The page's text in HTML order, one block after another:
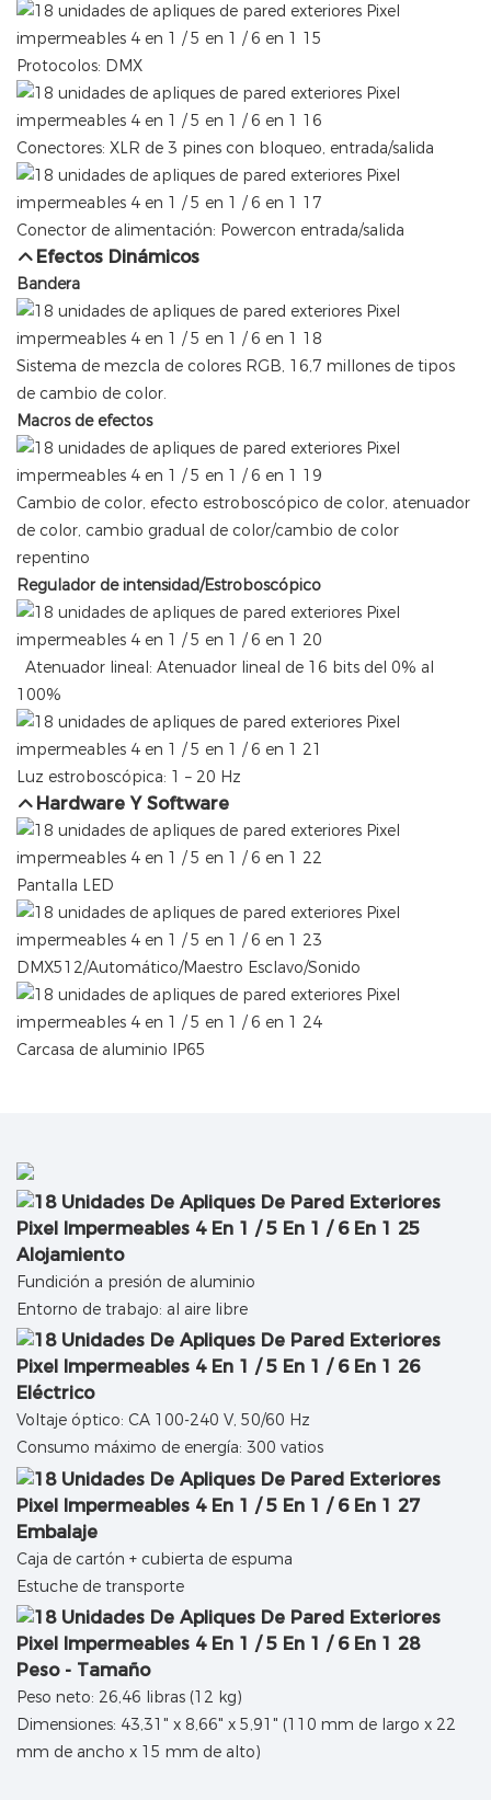
Protocolos: DMX
Conectores: XLR de 3 pines con bloqueo, entrada/salida
Conector de alimentación: Powercon entrada/salida
Efectos Dinámicos
Bandera
Sistema de mezcla de colores RGB, 16,7 millones de tipos
de cambio de color.
Macros de efectos
Cambio de color, efecto estroboscópico de color, atenuador
de color, cambio gradual de color/cambio de color
repentino
Regulador de intensidad/Estroboscópico
Atenuador lineal: Atenuador lineal de 16 bits del 0% al
100%
Luz estroboscópica: 1 – 20 Hz
Hardware Y Software
Pantalla LED
DMX512/Automático/Maestro Esclavo/Sonido
Carcasa de aluminio IP65
Alojamiento
Fundición a presión de aluminio
Entorno de trabajo: al aire libre
Eléctrico
Voltaje óptico: CA 100-240 V, 50/60 Hz
Consumo máximo de energía: 300 vatios
Embalaje
Caja de cartón + cubierta de espuma
Estuche de transporte
Peso - Tamaño
Peso neto: 26,46 libras (12 kg)
Dimensiones: 43,31" x 8,66" x 5,91" (110 mm de largo x 22
mm de ancho x 15 mm de alto)